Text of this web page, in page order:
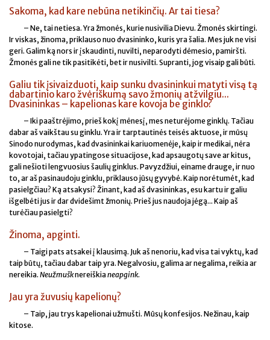
Sakoma, kad kare nebūna netikinčių. Ar tai tiesa?
– Ne, tai netiesa. Yra žmonės, kurie nusivilia Dievu. Žmonės skirtingi.
Ir viskas, žinoma, priklauso nuo dvasininko, kuris yra šalia. Mes juk ne visi
geri. Galim ką nors ir įskaudinti, nuvilti, neparodyti dėmesio, pamiršti.
Žmonės gali ne tik pasitikėti, bet ir nusivilti. Supranti, jog visaip gali būti.
Galiu tik įsivaizduoti, kaip sunku dvasininkui matyti visą tą
dabartinio karo žvėriškumą savo žmonių atžvilgiu...
Dvasininkas – kapelionas kare kovoja be ginklo?
– Iki paaštrėjimo, prieš kokį mėnesį, mes neturėjome ginklų. Tačiau
dabar aš vaikštau su ginklu. Yra ir tarptautinės teisės aktuose, ir mūsų
Sinodo nurodymas, kad dvasininkai kariuomenėje, kaip ir medikai, nėra
kovotojai, tačiau ypatingose situacijose, kad apsaugotų save ar kitus,
gali nešioti lengvuosius šaulių ginklus. Pavyzdžiui, einame drauge, ir nuo
to, ar aš pasinaudoju ginklu, priklauso jūsų gyvybė. Kaip norėtumėt, kad
pasielgčiau? Ką atsakysi? Žinant, kad aš dvasininkas, esu kartu ir galiu
išgelbėti jus ir dar dvidešimt žmonių. Prieš jus naudoja jėgą... Kaip aš
turėčiau pasielgti?
Žinoma, apginti.
– Taigi pats atsakei į klausimą. Juk aš nenoriu, kad visa tai vyktų, kad
taip būtų, tačiau dabar taip yra. Negalvosiu, galima ar negalima, reikia ar
nereikia. Neužmušknereiškianeapgink.
Jau yra žuvusių kapelionų?
– Taip, jau trys kapelionai užmušti. Mūsų konfesijos. Nežinau, kaip
kitose.